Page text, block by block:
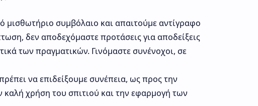
συμβόλαιο και απαιτούμε αντίγραφο
δεν αποδεχόμαστε προτάσεις για αποδείξεις
των πραγματικών. Γινόμαστε συνένοχοι, σε
να επιδείξουμε συνέπεια, ως προς την
χρήση του σπιτιού και την εφαρμογή των